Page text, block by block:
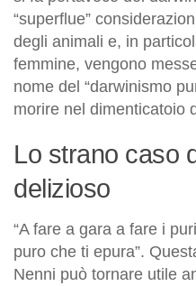
“superflue”
degli animali e, in
femmine, vengono
nome del “darwinismo
morire nel dimenticatoio
Lo strano caso
delizioso
“A fare a gara a fare i
puro che ti epura”.
Nenni può tornare utile